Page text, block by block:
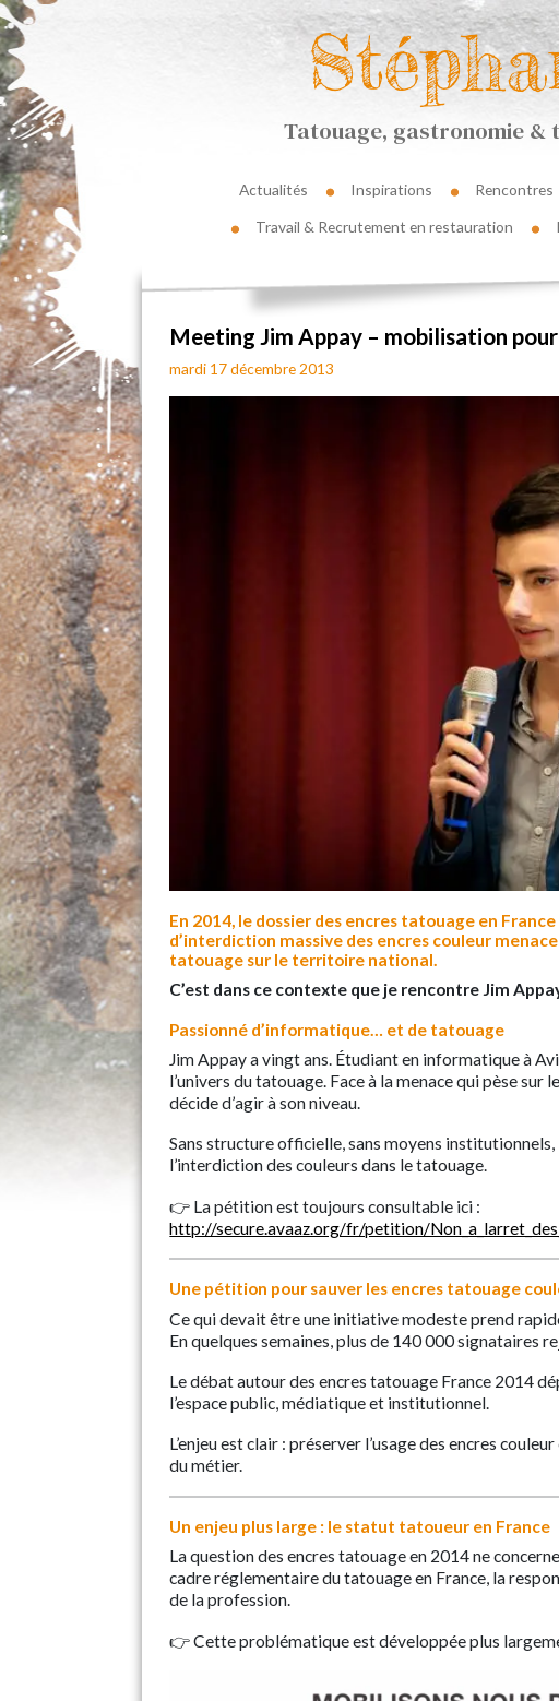
Tatouage, gastronomie &
Actualités Inspirations Rencontres
Travail & Recrutement en restauration
Meeting Jim Appay – mobilisation
mardi 17 décembre 2013
En 2014, le dossier des encres tatouage en
d’interdiction massive des encres couleur
tatouage sur le territoire national.
C’est dans ce contexte que je rencontre Jim
Passionné d’informatique… et de tatouage
Jim Appay a vingt ans. Étudiant en informatique à
l’univers du tatouage. Face à la menace qui pèse
décide d’agir à son niveau.
Sans structure officielle, sans moyens
l’interdiction des couleurs dans le tatouage.
👉 La pétition est toujours consultable ici :
http://secure.avaaz.org/fr/petition/
Une pétition pour sauver les encres tatouage
Ce qui devait être une initiative modeste prend
En quelques semaines, plus de 140 000 signataires
Le débat autour des encres tatouage France 2014
l’espace public, médiatique et institutionnel.
L’enjeu est clair : préserver l’usage des encres
du métier.
Un enjeu plus large : le statut tatoueur en France
La question des encres tatouage en 2014 ne
cadre réglementaire du tatouage en France, la
de la profession.
👉 Cette problématique est développée plus